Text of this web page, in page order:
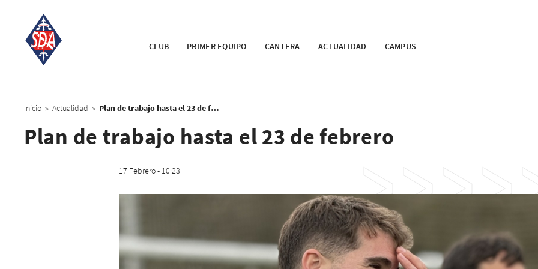
CLUB PRIMER EQUIPO CANTERA ACTUALIDAD CAMPUS
Inicio > Actualidad > Plan de trabajo hasta el 23 de febrero
Plan de trabajo hasta el 23 de febrero
17 Febrero - 10:23